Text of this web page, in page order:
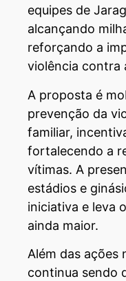
equipes de
alcançando
reforçando a
violência contra
A proposta é
prevenção da
familiar,
fortalecendo a
vítimas. A
estádios e
iniciativa e leva
ainda maior.
Além das ações
continua sendo